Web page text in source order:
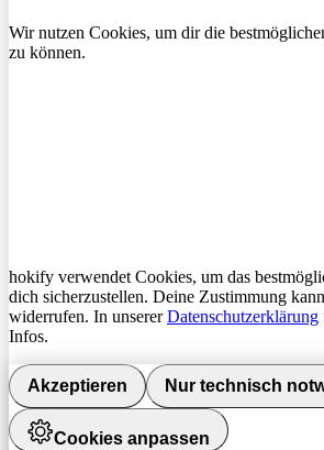
Wir nutzen Cookies, um dir die
zu können.
hokify verwendet Cookies, um das
dich sicherzustellen. Deine Zustimmung
widerrufen. In unsererDatenschutzerklärung
Infos.
Akzeptieren Nur technisch
Cookies anpassen